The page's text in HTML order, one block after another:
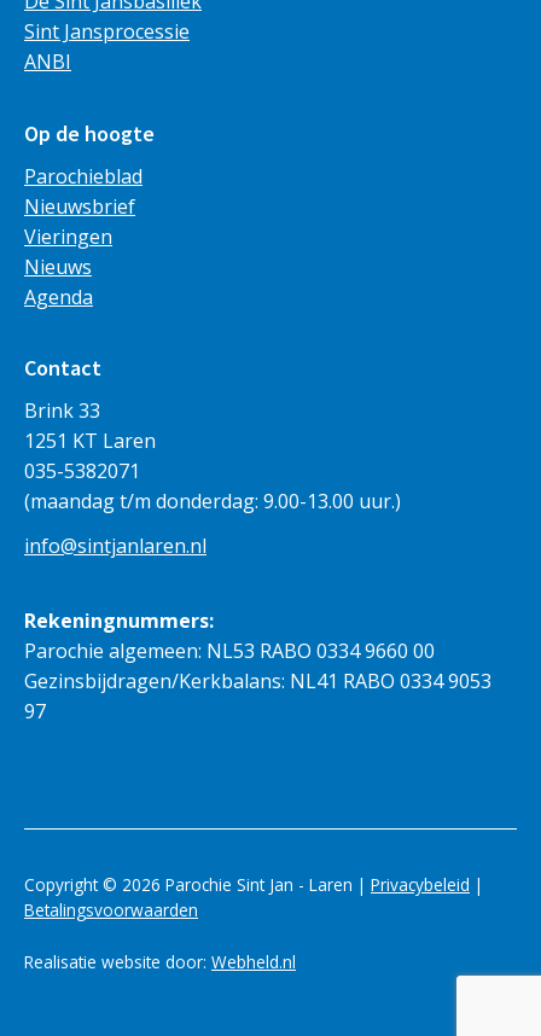
Sint Jansprocessie
ANBI
Op de hoogte
Parochieblad
Nieuwsbrief
Vieringen
Nieuws
Agenda
Contact
Brink 33
1251 KT Laren
035-5382071
(maandag t/m donderdag: 9.00-13.00 uur.)
info@sintjanlaren.nl
Rekeningnummers:
Parochie algemeen: NL53 RABO 0334 9660 00
Gezinsbijdragen/Kerkbalans: NL41 RABO 0334 9053
97
Copyright © 2026 Parochie Sint Jan - Laren | Privacybeleid |
Betalingsvoorwaarden
Realisatie website door: Webheld.nl